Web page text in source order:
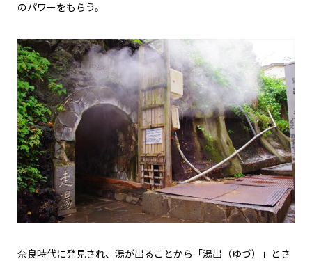
のパワーをもらう。
奈良時代に発見され、湯が出ることから「湯出（ゆづ）」とさ